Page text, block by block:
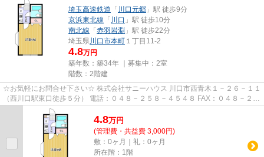
埼玉高速鉄道 「 川口元郷 」駅 徒歩9分
京浜東北線 「 川口 」駅 徒歩10分
南北線 「 赤羽岩淵 」駅 徒歩22分
埼玉県川口市本町 １丁目11-2
4.8万円
築年数：築34年 ｜募集中： 2室
階数：2階建
☆お気軽にお問合せ下さい☆ 株式会社サニーハウス 川口市西青木１－２６－１１
（西川口駅東口徒歩５分） 電話：０４８－２５８－４５４８ FAX：０４８－２５
８－４５２８ MAIL：sales@s...
4.8万円
(管理費・共益費 3,000円)
敷：0ヶ月｜礼：0ヶ月
所在階：1階